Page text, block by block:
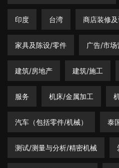
印度 台湾 商店装修
家具及陈设/零件 广告/市
建筑/房地产 建筑/施工
服务 机床/金属加工
汽车（包括零件/机械） 泰
测试/测量与分析/精密机械